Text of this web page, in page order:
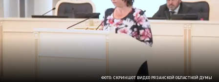
ФОТО: СКРИНШОТ ВИДЕО РЯЗАНСКОЙ ОБЛАСТНОЙ ДУМЫ